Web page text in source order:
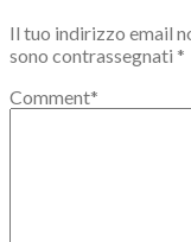
Il tuo indirizzo email
sono contrassegnati *
Comment*